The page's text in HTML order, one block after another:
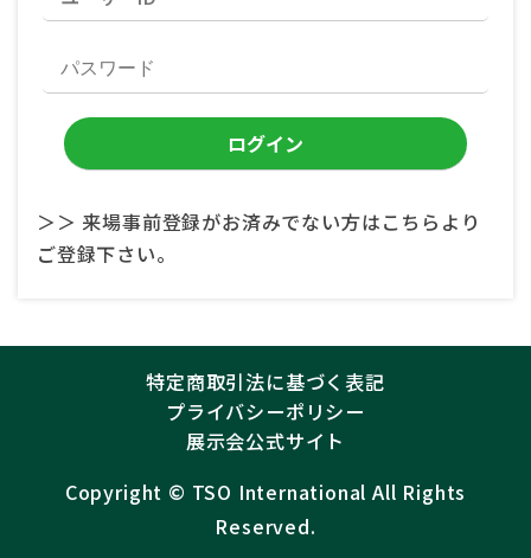
＞＞ 来場事前登録がお済みでない方はこちらより
ご登録下さい。
特定商取引法に基づく表記
プライバシーポリシー
展示会公式サイト
Copyright ©︎ TSO International All Rights
Reserved.